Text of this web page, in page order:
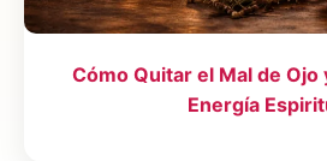
Cómo Quitar el Mal de Ojo
Energía